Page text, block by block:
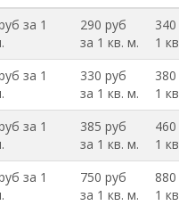
за 1
290 руб
за 1 кв. м.
1
за 1
330 руб
за 1 кв. м.
1
за 1
385 руб
за 1 кв. м.
1
за 1
750 руб
за 1 кв. м.
1